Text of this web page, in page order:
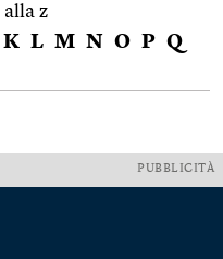
z
K L M N O P Q
PUBBLICITÀ